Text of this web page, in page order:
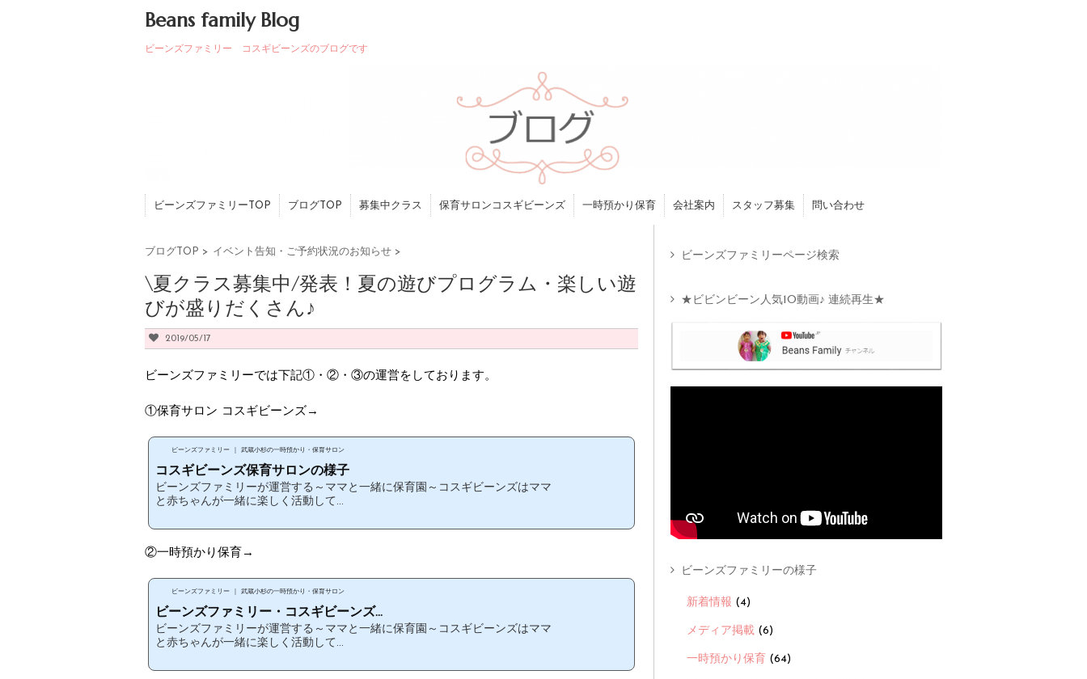
Beans family Blog
ビーンズファミリー コスギビーンズのブログです
ビーンズファミリーTOP ブログTOP 募集中クラス 保育サロンコスギビーンズ 一時預かり保育 会社案内 スタッフ募集 問い合わせ
ブログTOP > イベント告知・ご予約状況のお知らせ >
\夏クラス募集中/発表！夏の遊びプログラム・楽しい遊
びが盛りだくさん♪
2019/05/17
ビーンズファミリーでは下記①・②・③の運営をしております。
①保育サロン コスギビーンズ→
ビーンズファミリー ｜ 武蔵小杉の一時預かり・保育サロン
コスギビーンズ保育サロンの様子
ビーンズファミリーが運営する～ママと一緒に保育園～コスギビーンズはママ
と赤ちゃんが一緒に楽しく活動して...
②一時預かり保育→
ビーンズファミリー ｜ 武蔵小杉の一時預かり・保育サロン
ビーンズファミリー・コスギビーンズ...
ビーンズファミリーが運営する～ママと一緒に保育園～コスギビーンズはママ
と赤ちゃんが一緒に楽しく活動して...
ビーンズファミリーページ検索
★ビビンビーン人気10動画♪ 連続再生★
ビーンズファミリーの様子
新着情報 (4)
メディア掲載 (6)
一時預かり保育 (64)